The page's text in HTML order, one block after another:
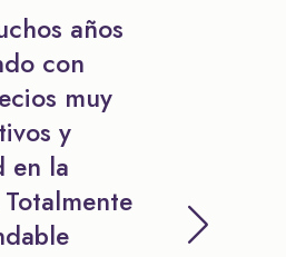
años
con
muy
y
en la